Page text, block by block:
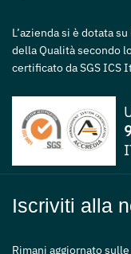
L’azienda si è dotata
della Qualità secondo
certificato da SGS ICS
Iscriviti alla
Rimani aggiornato